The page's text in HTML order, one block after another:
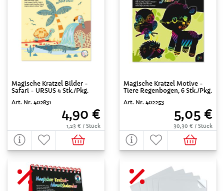
Magische Kratzel Bilder -
Safari - URSUS 4 Stk./Pkg.
Art. Nr. 402831
4,90 €
1,23 € / Stück
Magische Kratzel Motive -
Tiere Regenbogen, 6 Stk./Pkg.
Art. Nr. 402253
5,05 €
30,30 € / Stück